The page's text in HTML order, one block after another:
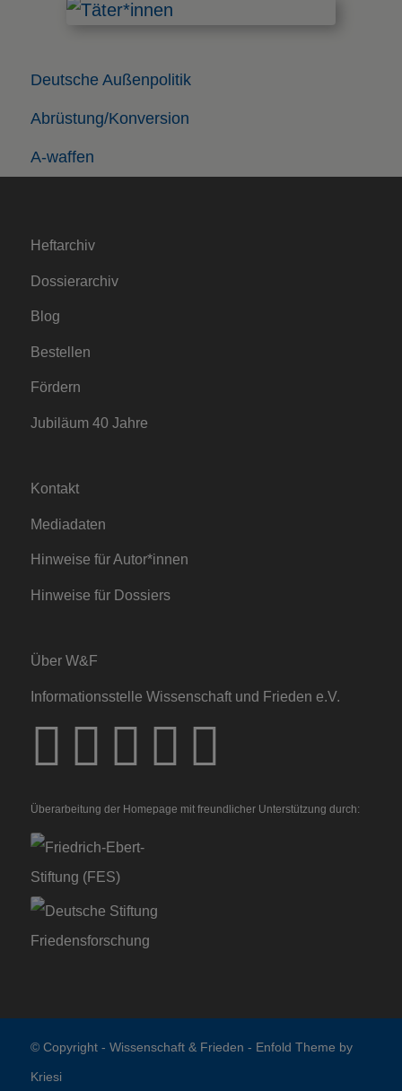
A-waffen
Abrüstung/Konversion
Deutsche Außenpolitik
Heftarchiv
Dossierarchiv
Blog
Bestellen
Fördern
Jubiläum 40 Jahre
Kontakt
Mediadaten
Hinweise für Autor*innen
Hinweise für Dossiers
Über W&F
Informationsstelle Wissenschaft und Frieden e.V.
Überarbeitung der Homepage mit freundlicher Unterstützung durch:
© Copyright - Wissenschaft & Frieden - Enfold Theme by
Kriesi